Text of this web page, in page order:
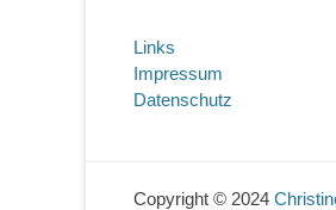
Links
Impressum
Datenschutz
Copyright © 2024